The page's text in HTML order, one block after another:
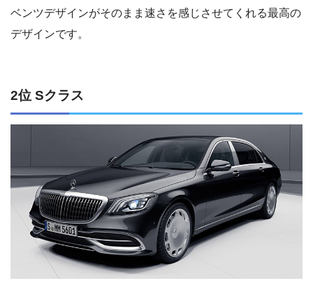
ベンツデザインがそのまま速さを感じさせてくれる最高の
デザインです。
2位 Sクラス